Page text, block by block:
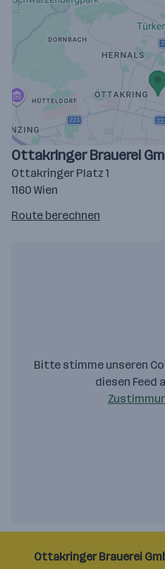
Ottakringer Brauerei
Ottakringer Platz 1
1160 Wien
Route
Route berechnen
Bitte stimme unseren
diesen Feed
Ottakringer Brauerei